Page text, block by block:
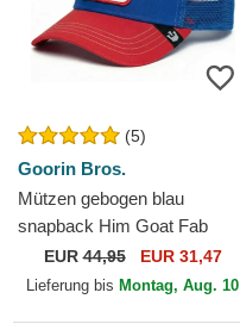
(5)
Goorin Bros.
Mützen gebogen blau
snapback Him Goat Fab
Farm The Farm Goorin Bros.
EUR44,95 EUR 31,47
Lieferung bis Montag, Aug. 10